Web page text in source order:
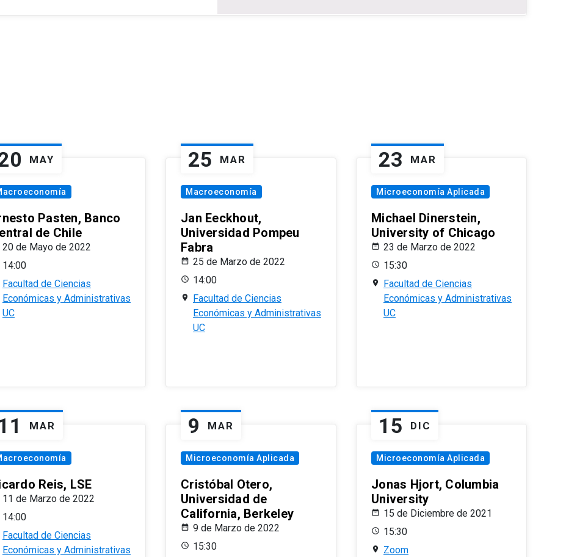
MAY
Pasten, Banco
de Chile
20 de Mayo de 2022
14:00
Facultad de Ciencias
Económicas y Administrativas
UC
25 MAR
Macroeconomía
Jan Eeckhout,
Universidad Pompeu
Fabra
25 de Marzo de 2022
14:00
Facultad de Ciencias
Económicas y Administrativas
UC
23 MAR
Microeconomía Aplicada
Michael Dinerstein,
University of Chicago
23 de Marzo de 2022
15:30
Facultad de Ciencias
Económicas y Administrativas
UC
MAR
Reis, LSE
11 de Marzo de 2022
14:00
Facultad de Ciencias
Económicas y Administrativas
9 MAR
Microeconomía Aplicada
Cristóbal Otero,
Universidad de
California, Berkeley
9 de Marzo de 2022
15:30
15 DIC
Microeconomía Aplicada
Jonas Hjort, Columbia
University
15 de Diciembre de 2021
15:30
Zoom